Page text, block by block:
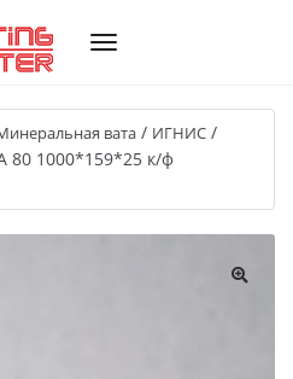
вата / ИГНИС /
80 1000*159*25 к/ф